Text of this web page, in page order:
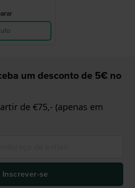
um desconto de 5€ no
de €75,- (apenas em
Inscrever-se